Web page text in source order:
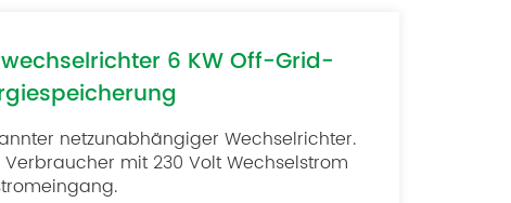
6 KW Off-Grid-
netzunabhängiger Wechselrichter.
mit 230 Volt Wechselstrom